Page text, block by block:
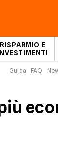
RISPARMIO E
Guida FAQ